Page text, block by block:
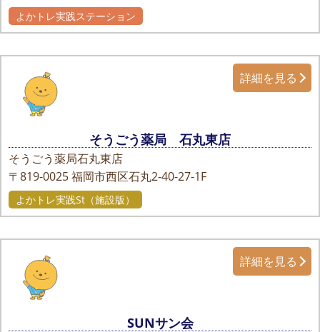
よかトレ実践ステーション
そうごう薬局 石丸東店
そうごう薬局石丸東店
〒819-0025福岡市西区石丸2-40-27-1F
詳細を見る
よかトレ実践St（施設版）
SUNサン会
詳細を見る